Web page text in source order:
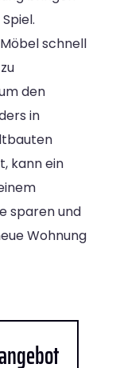
schnell
den
in
kann ein
sparen und
Wohnung